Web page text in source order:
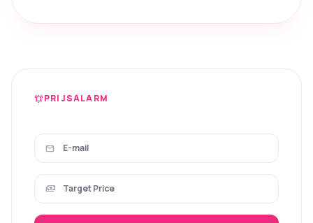
notifications_activePRIJSALARM
mail
payments